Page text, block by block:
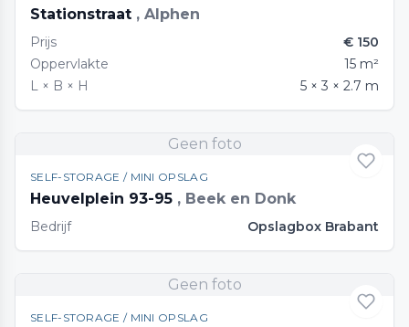
Stationstraat , Alphen
Prijs
€ 150
Oppervlakte
15 m²
L × B × H
5 × 3 × 2.7 m
Geen foto
SELF-STORAGE / MINI OPSLAG
Heuvelplein 93-95 , Beek en Donk
Bedrijf Opslagbox Brabant
Geen foto
SELF-STORAGE / MINI OPSLAG